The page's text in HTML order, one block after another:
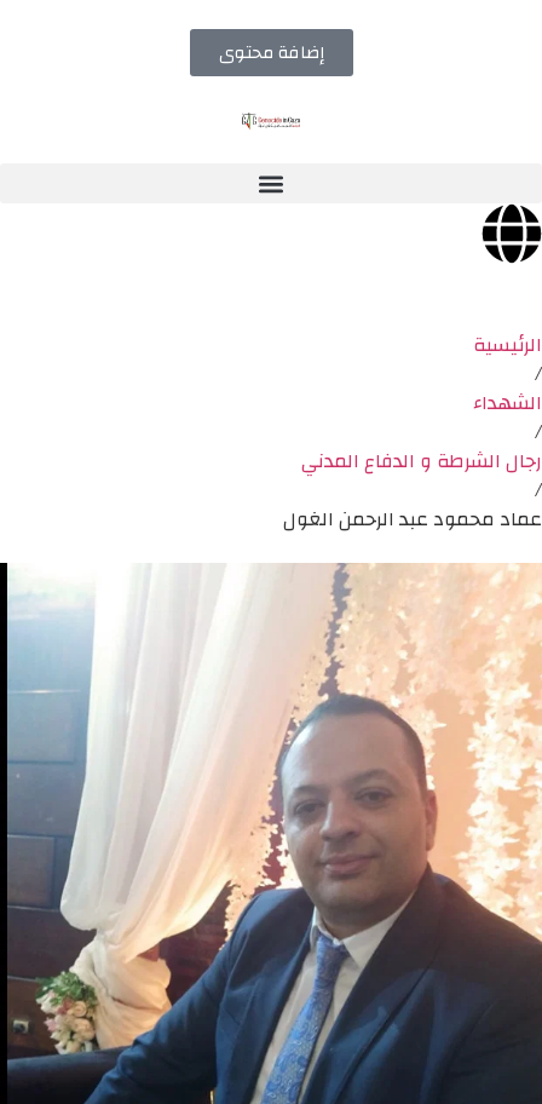
إضافة محتوى
الرئيسية
/
الشهداء
/
رجال الشرطة و الدفاع المدني
/
عماد محمود عبد الرحمن الغول